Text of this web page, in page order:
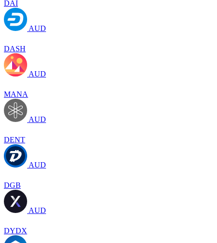
DAI
AUD
DASH
AUD
MANA
AUD
DENT
AUD
DGB
AUD
DYDX